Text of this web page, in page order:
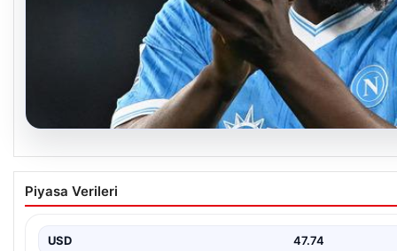
08.08.2026
Fenerbahçe, Lukaku transferini bitiriyor!
olacak
Piyasa Verileri
USD 47.74